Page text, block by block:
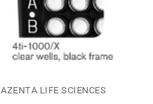
AZENTA LIFE SCIENCES